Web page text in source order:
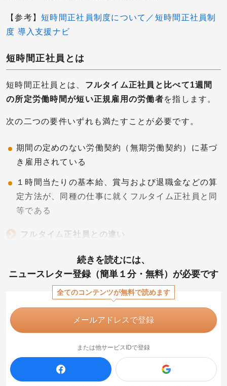
【参考】短時間正社員制度について／短時間正社員制
度 導入支援ナビ
短時間正社員とは
短時間正社員とは、 フルタイム正社員と比べて1週間
の所定労働時間が短い正規雇用の労働者を指します。
次の二つの要件いずれも満たすことが必要です。
期間の定めのない労働契約（無期労働契約）に基づ
き雇用されている
１時間当たりの基本給、賞与および退職金などの算
定方法が、同種の仕事に就くフルタイム正社員と同
等である
フルタイム正社員との違い
続きを読むには、
ニュースレター登録（簡単１分・無料）が必要です
全てのコンテンツが無料で読めます
メールアドレスで登録
または他サービスIDで登録